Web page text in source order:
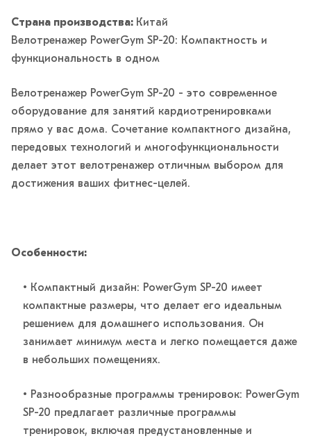
Страна производства: Китай
Велотренажер PowerGym SP-20: Компактность и
функциональность в одном
Велотренажер PowerGym SP-20 - это современное
оборудование для занятий кардиотренировками
прямо у вас дома. Сочетание компактного дизайна,
передовых технологий и многофункциональности
делает этот велотренажер отличным выбором для
достижения ваших фитнес-целей.
Особенности:
• Компактный дизайн: PowerGym SP-20 имеет
компактные размеры, что делает его идеальным
решением для домашнего использования. Он
занимает минимум места и легко помещается даже
в небольших помещениях.
• Разнообразные программы тренировок: PowerGym
SP-20 предлагает различные программы
тренировок, включая предустановленные и